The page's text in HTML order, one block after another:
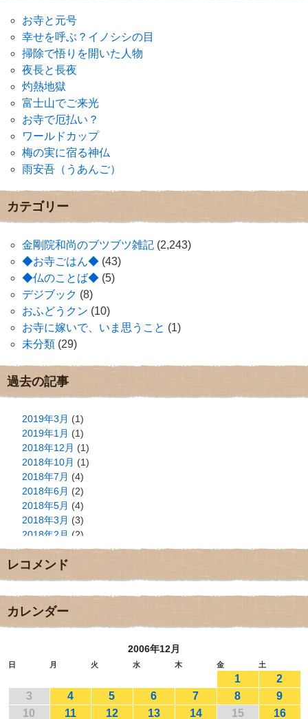
お寺と元号
幸せを呼ぶ？イノシシの目
掃除で悟りを開いた人物
夜長と長夜
灼熱地獄
富士山でご来光
お寺で厄払い？
ワールドカップ
梅の実に宿る神仏
雨安吾（うあんご）
カテゴリー
金剛院和尚のブツブツ雑記 (2,243)
◆お寺ごはん◆ (43)
◆仏のことば◆ (5)
デジブック (8)
おふどうクン (10)
お寺に嫁いで、いま思うこと (1)
未分類 (29)
過去の記事
2019年3月 (1)
2019年1月 (1)
2018年12月 (1)
2018年10月 (1)
2018年7月 (4)
2018年6月 (2)
2018年5月 (4)
2018年3月 (3)
2018年2月 (2)
2018年1月(2)
2017年12月
2017年11月(3)
2017年9月
2017年8月
2017年5月
2017年3月(1)
2017年2月(1)
レコメンド
カレンダー
2006年12月
日 月 火 水 木 金 土
1
2
3
4 5 6 7 8
9
10
11 12 13 14 15 16